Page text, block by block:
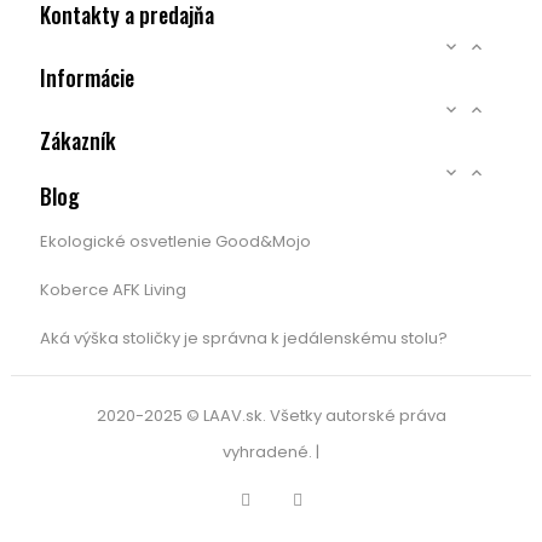
Kontakty a predajňa
 
Informácie
 
Zákazník
 
Blog
Ekologické osvetlenie Good&Mojo
Koberce AFK Living
Aká výška stoličky je správna k jedálenskému stolu?
2020-2025 © LAAV.sk. Všetky autorské práva
vyhradené. |
Facebook